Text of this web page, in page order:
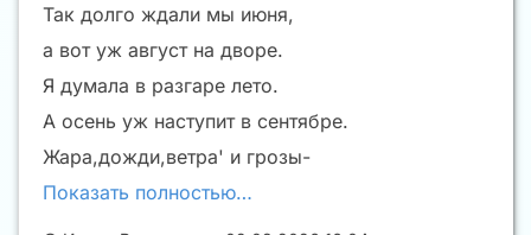
Так долго ждали мы июня,
а вот уж август на дворе.
Я думала в разгаре лето.
А осень уж наступит в сентябре.
Жара,дожди,ветра' и грозы-
Показать полностью…